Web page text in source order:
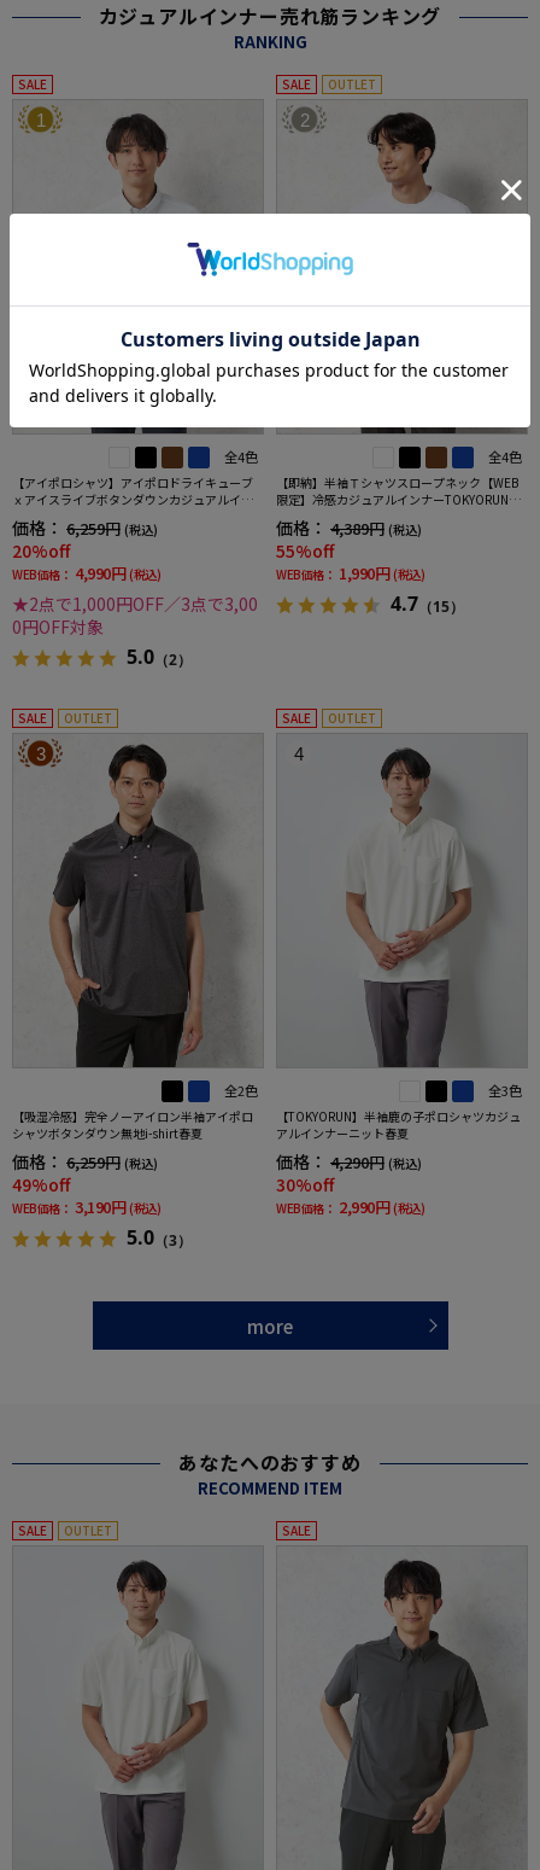
カジュアルインナー売れ筋ランキング
RANKING
SALE
1
全4色
【アイポロシャツ】アイポロドライキューブ
ｘアイスライブボタンダウンカジュアルイン
ナー吸汗速乾抗菌加工ストレッチ形態安定春
夏
価格： 6,259円 (税込)
20%off
WEB価格： 4,990円 (税込)
★2点で1,000円OFF／3点で3,00
0円OFF対象
5.0 （2）
SALE OUTLET
2
全4色
【即納】半袖Ｔシャツスロープネック【WEB
限定】冷感カジュアルインナーTOKYORUN春
夏
価格： 4,389円 (税込)
55%off
WEB価格： 1,990円 (税込)
4.7 （15）
SALE OUTLET
3
全2色
【吸湿冷感】完全ノーアイロン半袖アイポロ
シャツボタンダウン無地i-shirt春夏
価格： 6,259円 (税込)
49%off
WEB価格： 3,190円 (税込)
5.0 （3）
SALE OUTLET
4
全3色
【TOKYORUN】半袖鹿の子ポロシャツカジュ
アルインナーニット春夏
価格： 4,290円 (税込)
30%off
WEB価格： 2,990円 (税込)
more
あなたへのおすすめ
RECOMMEND ITEM
SALE OUTLET SALE